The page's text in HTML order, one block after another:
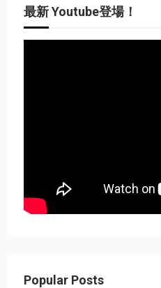
最新 Youtube登場！
Popular Posts